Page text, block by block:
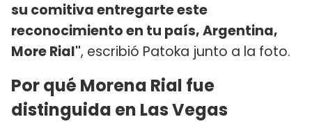
su comitiva entregarte este
reconocimiento en tu país, Argentina,
More Rial", escribió Patoka junto a la foto.
Por qué Morena Rial fue
distinguida en Las Vegas